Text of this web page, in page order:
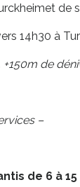
de
14h30 à
de
–
de 6 à